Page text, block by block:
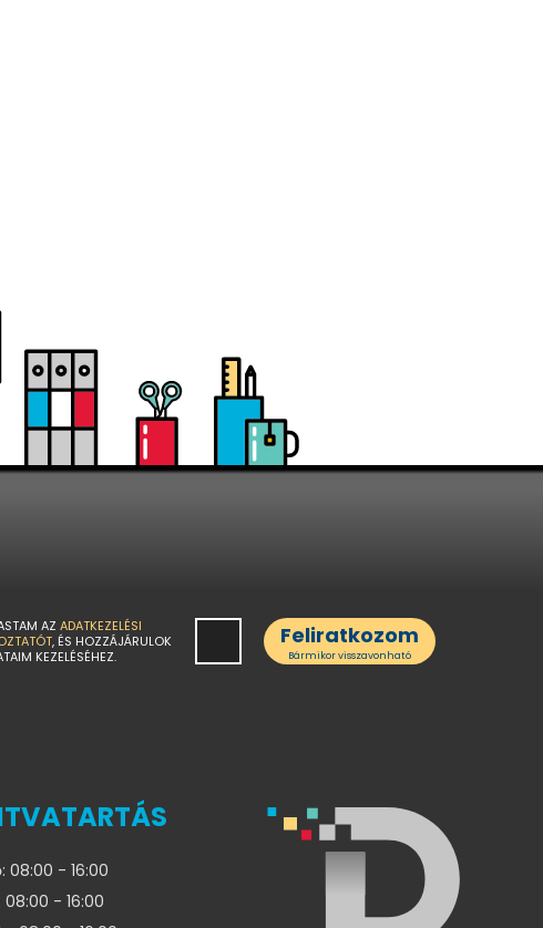
AZ ADATKEZELÉSI
, ÉS HOZZÁJÁRULOK
KEZELÉSÉHEZ.
Feliratkozom
Bármikor visszavonható
08:00 - 16:00
08:00 - 16:00